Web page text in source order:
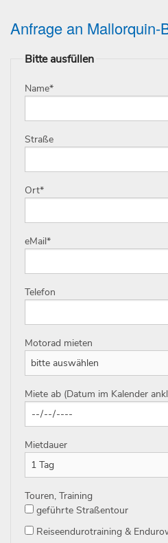
Anfrage an Mallorquin-
Bitte ausfüllen
Name*
Straße
Ort*
eMail*
Telefon
Motorad mieten
Miete ab (Datum im Kalender
Mietdauer
Touren, Training
geführte Straßentour
Reiseendurotraining &